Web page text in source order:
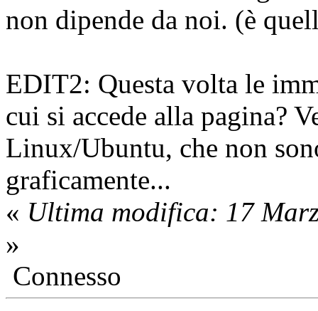
non dipende da noi. (è
EDIT2: Questa volta le
cui si accede alla pagina?
Linux/Ubuntu, che non
graficamente...
« Ultima modifica: 17
»
Connesso